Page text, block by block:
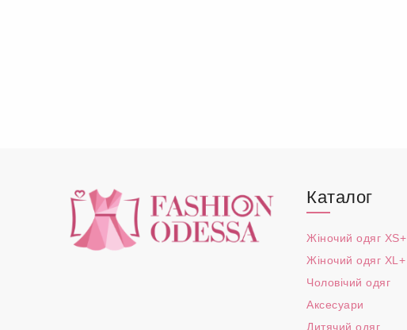
Каталог
Жіночий одяг XS+
Жіночий одяг XL+
Чоловічий одяг
Аксесуари
Дитячий одяг